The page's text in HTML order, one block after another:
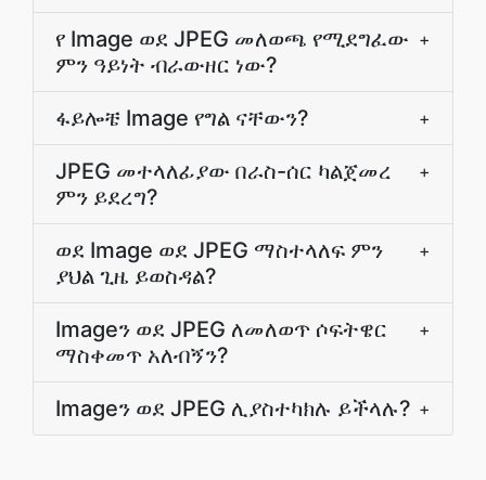
የ Image ወደ JPEG መለወጫ የሚደግፈው
ምን ዓይነት ብራውዘር ነው?
+
ፋይሎቼ Image የግል ናቸውን? +
JPEG መተላለፊያው በራስ-ሰር ካልጀመረ
ምን ይደረግ?
+
ወደ Image ወደ JPEG ማስተላለፍ ምን
ያህል ጊዜ ይወስዳል?
+
Imageን ወደ JPEG ለመለወጥ ሶፍትዌር
ማስቀመጥ አለብኝን?
+
Imageን ወደ JPEG ሊያስተካክሉ ይችላሉ? +